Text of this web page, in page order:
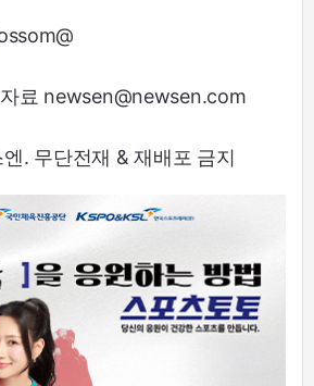
료 newsen@newsen.com
. 무단전재 & 재배포 금지